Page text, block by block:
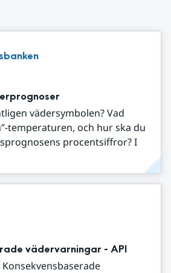
vädersymbolen? Vad
temperaturen, och hur ska du
procentsiffror? I
vädervarningar - API